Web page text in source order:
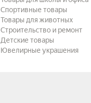
Спортивные товары
Товары для животных
Строительство и ремонт
Детские товары
Ювелирные украшения